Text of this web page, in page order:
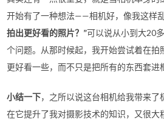
开始有了一种想法——相机好，像我这样
拍出更好看的照片？”可以说从小到大20
个问题。从那时候起，我开始尝试着在拍
更好看一些，而不只是把所有的东西套进
小结一下，之所以说这台相机给我带来
在它提升了我对摄影技术的知识，又很大